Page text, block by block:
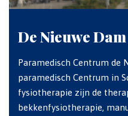
De Nieuwe Dam
Paramedisch Centrum de
paramedisch Centrum in
fysiotherapie zijn de
bekkenfysiotherapie,